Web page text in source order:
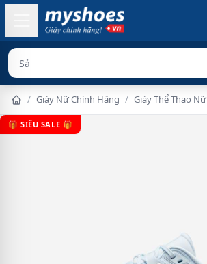
Sản phẩm chín
/ Giày Nữ Chính Hãng / Giày Thể Thao Nữ
🎁 SIÊU SALE 🎁